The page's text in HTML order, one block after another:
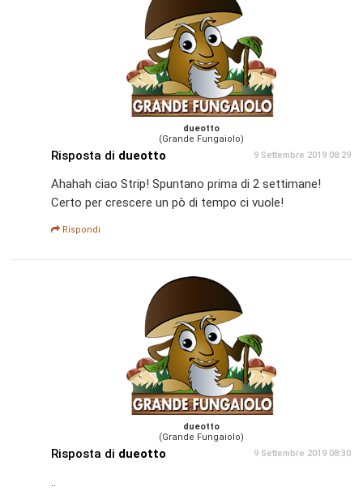
dueotto
(Grande Fungaiolo)
Risposta di dueotto 9 Settembre 2019 08:29
Ahahah ciao Strip! Spuntano prima di 2 settimane!
Certo per crescere un pò di tempo ci vuole!
Rispondi
dueotto
(Grande Fungaiolo)
Risposta di dueotto 9 Settembre 2019 08:30
..